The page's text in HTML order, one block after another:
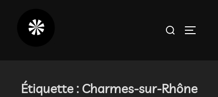
Rechercher :
Étiquette : Charmes-sur-Rhône